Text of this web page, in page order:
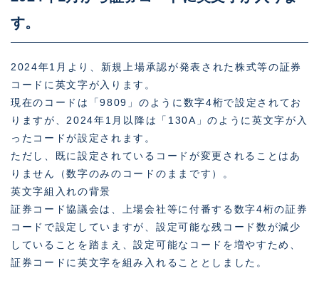
す。
2024年1月より、新規上場承認が発表された株式等の証券
コードに英文字が入ります。
現在のコードは「9809」のように数字4桁で設定されてお
りますが、2024年1月以降は「130A」のように英文字が入
ったコードが設定されます。
ただし、既に設定されているコードが変更されることはあ
りません（数字のみのコードのままです）。
英文字組入れの背景
証券コード協議会は、上場会社等に付番する数字4桁の証券
コードで設定していますが、設定可能な残コード数が減少
していることを踏まえ、設定可能なコードを増やすため、
証券コードに英文字を組み入れることとしました。